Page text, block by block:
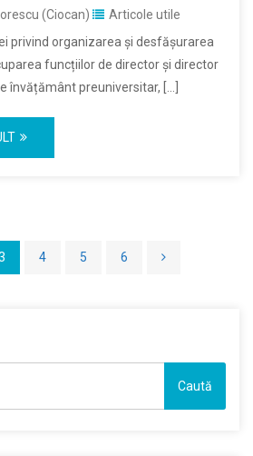
(Ciocan)
Articole utile
privind organizarea și desfășurarea
funcțiilor de director și director
învățământ preuniversitar, […]
4 5 6